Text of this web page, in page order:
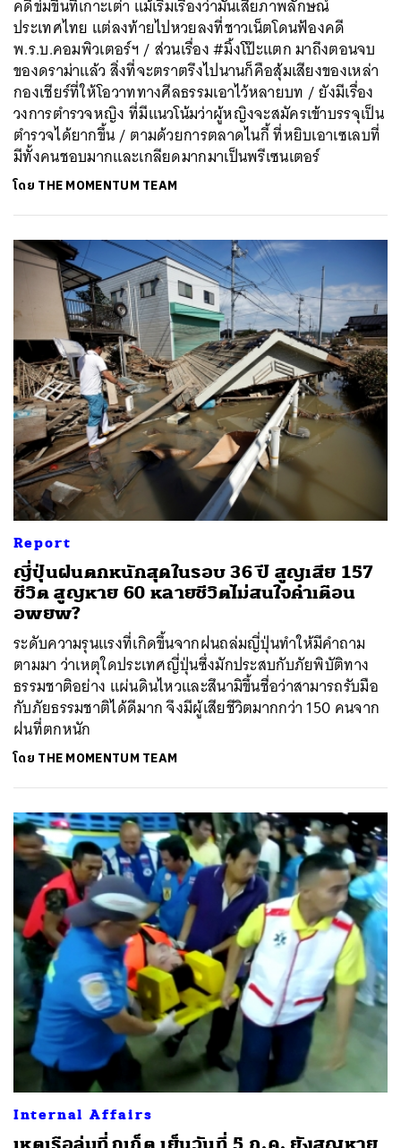
คดีข่มขืนที่เกาะเต่า แม้เริ่มเรื่องว่ามันเสียภาพลักษณ์
ประเทศไทย แต่ลงท้ายไปหวยลงที่ชาวเน็ตโดนฟ้องคดี
พ.ร.บ.คอมพิวเตอร์ฯ / ส่วนเรื่อง #มิ้งโป๊ะแตก มาถึงตอนจบ
ของดราม่าแล้ว สิ่งที่จะตราตรึงไปนานก็คือสุ้มเสียงของเหล่า
กองเชียร์ที่ให้โอวาททางศีลธรรมเอาไว้หลายบท / ยังมีเรื่อง
วงการตำรวจหญิง ที่มีแนวโน้มว่าผู้หญิงจะสมัครเข้าบรรจุเป็น
ตำรวจได้ยากขึ้น / ตามด้วยการตลาดไนกี้ ที่หยิบเอาเซเลบที่
มีทั้งคนชอบมากและเกลียดมากมาเป็นพรีเซนเตอร์
โดย THE MOMENTUM TEAM
Report
ญี่ปุ่นฝนตกหนักสุดในรอบ 36 ปี สูญเสีย 157
ชีวิต สูญหาย 60 หลายชีวิตไม่สนใจคำเตือน
อพยพ?
ระดับความรุนแรงที่เกิดขึ้นจากฝนถล่มญี่ปุ่นทำให้มีคำถาม
ตามมา ว่าเหตุใดประเทศญี่ปุ่นซึ่งมักประสบกับภัยพิบัติทาง
ธรรมชาติอย่าง แผ่นดินไหวและสึนามิขึ้นชื่อว่าสามารถรับมือ
กับภัยธรรมชาติได้ดีมาก จึงมีผู้เสียชีวิตมากกว่า 150 คนจาก
ฝนที่ตกหนัก
โดย THE MOMENTUM TEAM
Internal Affairs